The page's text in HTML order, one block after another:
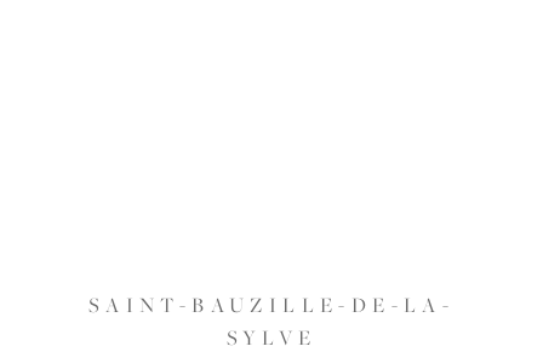
SAINT-BAUZILLE-DE-LA-
SYLVE